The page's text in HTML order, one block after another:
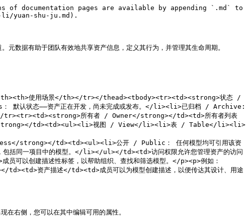
documentation pages are available by appending `.md` to
li/yuan-shu-ju.md).
数据有助于团队有效地共享资产信息，定义其行为，并管理其生命周期。
使用场景</th></tr></thead><tbody><tr><td><strong>状态 /
认状态——资产正在开发，尚未完成或发布。</li><li>已归档 / Archive:
tr><tr><td><strong>所有者 / Owner</strong></td><td>所有者列表
strong></td><td><ul><li>视图 / View</li><li>表 / Table</li><li>
strong></td><td><ul><li>公开 / Public： 任何模型均可引用该资
同一项目中的模型。</li></ul></td><td>访问权限允许您管理资产的访问
创建描述性标签，以帮助组织、查找和筛选模型。</p><p>例如：
产描述</td><td>成员可以为模型创建描述，以便传达其设计、用途
侧，您可以在其中编辑可用的属性。